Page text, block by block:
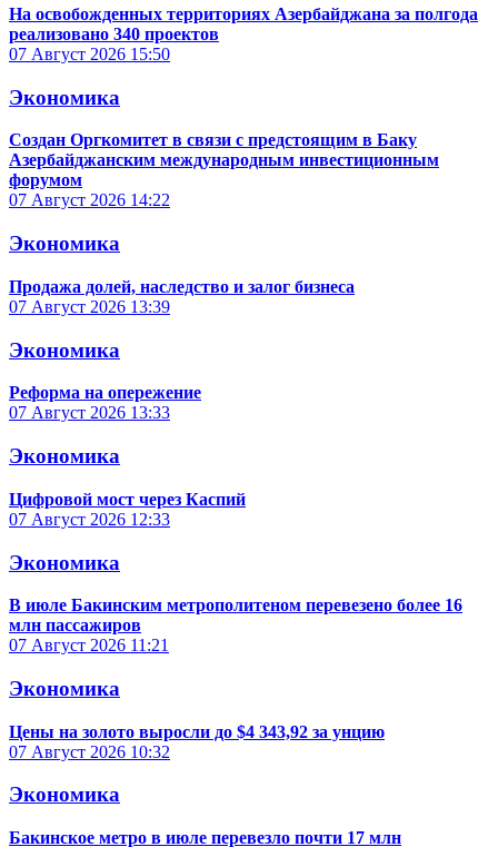
На освобожденных территориях Азербайджана за полгода
реализовано 340 проектов
07 Август 2026 15:50
Экономика
Создан Оргкомитет в связи с предстоящим в Баку
Азербайджанским международным инвестиционным
форумом
07 Август 2026 14:22
Экономика
Продажа долей, наследство и залог бизнеса
07 Август 2026 13:39
Экономика
Реформа на опережение
07 Август 2026 13:33
Экономика
Цифровой мост через Каспий
07 Август 2026 12:33
Экономика
В июле Бакинским метрополитеном перевезено более 16
млн пассажиров
07 Август 2026 11:21
Экономика
Цены на золото выросли до $4 343,92 за унцию
07 Август 2026 10:32
Экономика
Бакинское метро в июле перевезло почти 17 млн